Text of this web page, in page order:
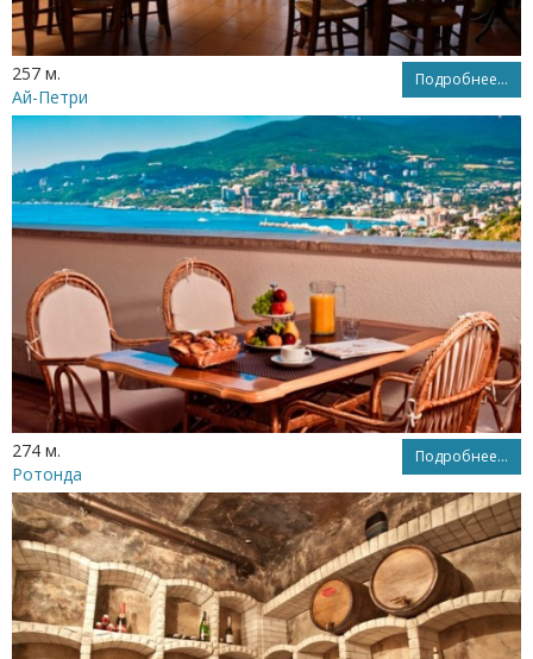
257 м. Подробнее...
Ай-Петри
274 м. Подробнее...
Ротонда